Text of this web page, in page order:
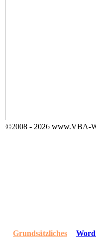
©2008 - 2026 www.VBA-
Grundsätzliches